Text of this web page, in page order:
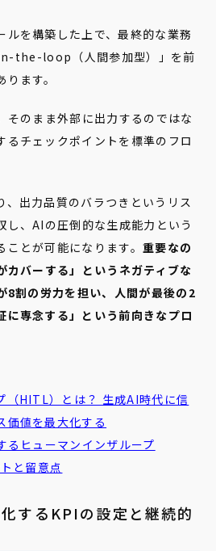
ルを構築した上で、最終的な業務
the-loop（人間参加型）」を前
ます。
そのまま外部に出力するのではな
るチェックポイントを標準のフロ
、出力品質のバラつきというリス
し、AIの圧倒的な生成能力という
ことが可能になります。重要なの
カバーする」というネガティブな
8割の労力を担い、人間が最後の2
に専念する」という前向きなプロ
（HITL）とは？ 生成AI時代に信
価値を最大化する
るヒューマンインザループ
と留意点
するKPIの設定と継続的